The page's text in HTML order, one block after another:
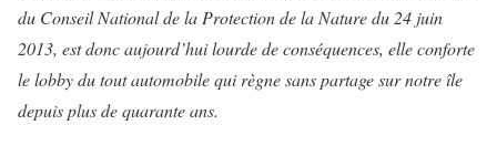
du Conseil National de la Protection de la Nature du 24 juin
2013, est donc aujourd’hui lourde de conséquences, elle conforte
le lobby du tout automobile qui règne sans partage sur notre île
depuis plus de quarante ans.